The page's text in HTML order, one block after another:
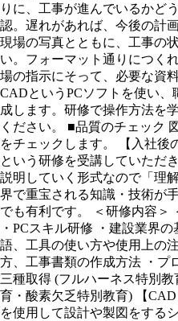
りに、工事が進んでいるかど
認。遅れがあれば、今後の計
現場の写真とともに、工事の
い。フォーマット通りにつく
場の指示にそって、必要な資
CADというPCソフトを使い
成します。研修で操作方法を
ください。 ■品質のチェック
をチェックします。 【入社後
という研修を受講していただ
説明していく形式なので「理
界で重宝される知識・技術が
でも有利です。 ＜研修内容＞
・PCスキル研修 ・建設業界
語、工具の使い方や使用上の
方、工事書類の作成方法 ・プ
三種取得 (フルハーネス特別
育・酸素欠乏特別教育) 【
を使用して設計や製図をする